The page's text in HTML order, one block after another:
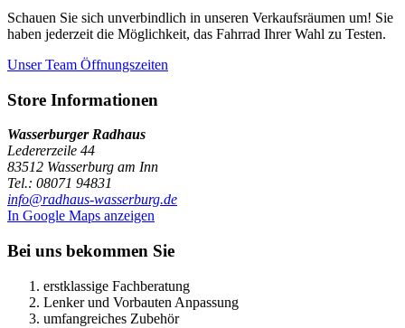
Schauen Sie sich unverbindlich in unseren Verkaufsräumen um! Sie
haben jederzeit die Möglichkeit, das Fahrrad Ihrer Wahl zu Testen.
Unser Team Öffnungszeiten
Store Informationen
Wasserburger Radhaus
Ledererzeile 44
83512 Wasserburg am Inn
Tel.: 08071 94831
info@radhaus-wasserburg.de
In Google Maps anzeigen
Bei uns bekommen Sie
erstklassige Fachberatung
Lenker und Vorbauten Anpassung
umfangreiches Zubehör